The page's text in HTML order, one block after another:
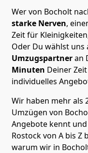
Wer von Bocholt
starke Nerven,
Zeit für
Oder Du wählst uns
Umzugspartneran
Minuten Deiner
individuelles
Wir haben mehr als
Umzügen von
Angebote kennt
Rostock von A bis Z
warum wir in